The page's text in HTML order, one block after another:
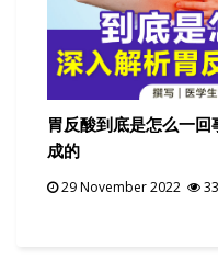
胃反酸到底是怎么一
成的
29 November 2022